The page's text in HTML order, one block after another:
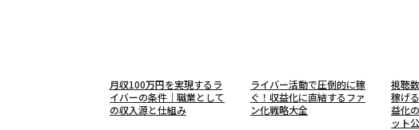
月収100万円を実現するラ
イバーの条件｜職業として
の収入源と仕組み
ライバー活動で圧倒的に稼
ぐ！収益化に直結するファ
ン化戦略大全
視聴
稼げ
益化
ット